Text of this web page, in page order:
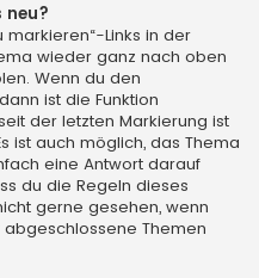
neu?
markieren“-Links in der
wieder ganz nach oben
Wenn du den
ist die Funktion
der letzten Markierung ist
ist auch möglich, das Thema
eine Antwort darauf
du die Regeln dieses
gerne gesehen, wenn
Themen